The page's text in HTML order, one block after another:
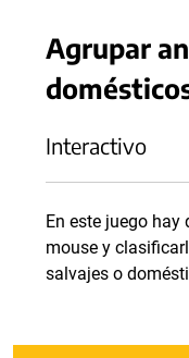
Agrupar
Interactivo
En este juego hay
mouse y
salvajes o